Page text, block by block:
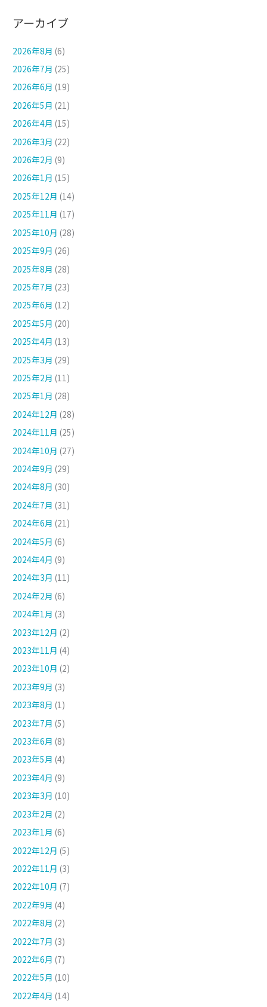
アーカイブ
2026年8月 (6)
2026年7月 (25)
2026年6月 (19)
2026年5月 (21)
2026年4月 (15)
2026年3月 (22)
2026年2月 (9)
2026年1月 (15)
2025年12月 (14)
2025年11月 (17)
2025年10月 (28)
2025年9月 (26)
2025年8月 (28)
2025年7月 (23)
2025年6月 (12)
2025年5月 (20)
2025年4月 (13)
2025年3月 (29)
2025年2月 (11)
2025年1月 (28)
2024年12月 (28)
2024年11月 (25)
2024年10月 (27)
2024年9月 (29)
2024年8月 (30)
2024年7月 (31)
2024年6月 (21)
2024年5月 (6)
2024年4月 (9)
2024年3月 (11)
2024年2月 (6)
2024年1月 (3)
2023年12月 (2)
2023年11月 (4)
2023年10月 (2)
2023年9月 (3)
2023年8月 (1)
2023年7月 (5)
2023年6月 (8)
2023年5月 (4)
2023年4月 (9)
2023年3月 (10)
2023年2月 (2)
2023年1月 (6)
2022年12月 (5)
2022年11月 (3)
2022年10月 (7)
2022年9月 (4)
2022年8月 (2)
2022年7月 (3)
2022年6月 (7)
2022年5月 (10)
2022年4月 (14)